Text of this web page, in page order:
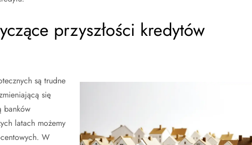
przyszłości kredytów
są trudne
się
banków
latach możemy
W